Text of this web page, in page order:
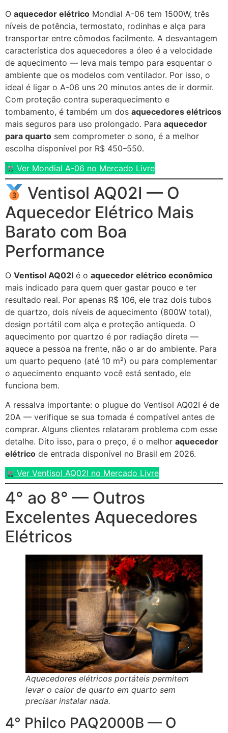
O aquecedor elétrico Mondial A-06 tem 1500W, três
níveis de potência, termostato, rodinhas e alça para
transportar entre cômodos facilmente. A desvantagem
característica dos aquecedores a óleo é a velocidade
de aquecimento — leva mais tempo para esquentar o
ambiente que os modelos com ventilador. Por isso, o
ideal é ligar o A-06 uns 20 minutos antes de ir dormir.
Com proteção contra superaquecimento e
tombamento, é também um dos aquecedores elétricos
mais seguros para uso prolongado. Para aquecedor
para quarto sem comprometer o sono, é a melhor
escolha disponível por R$ 450–550.
Ver Mondial A-06 no Mercado Livre
Ventisol AQ02I — O
Aquecedor Elétrico Mais
Barato com Boa
Performance
O Ventisol AQ02I é o aquecedor elétrico econômico
mais indicado para quem quer gastar pouco e ter
resultado real. Por apenas R$ 106, ele traz dois tubos
de quartzo, dois níveis de aquecimento (800W total),
design portátil com alça e proteção antiqueda. O
aquecimento por quartzo é por radiação direta —
aquece a pessoa na frente, não o ar do ambiente. Para
um quarto pequeno (até 10 m²) ou para complementar
o aquecimento enquanto você está sentado, ele
funciona bem.
A ressalva importante: o plugue do Ventisol AQ02I é de
20A — verifique se sua tomada é compatível antes de
comprar. Alguns clientes relataram problema com esse
detalhe. Dito isso, para o preço, é o melhor aquecedor
elétrico de entrada disponível no Brasil em 2026.
Ver Ventisol AQ02I no Mercado Livre
4° ao 8° — Outros
Excelentes Aquecedores
Elétricos
Aquecedores elétricos portáteis permitem
levar o calor de quarto em quarto sem
precisar instalar nada.
4° Philco PAQ2000B — O